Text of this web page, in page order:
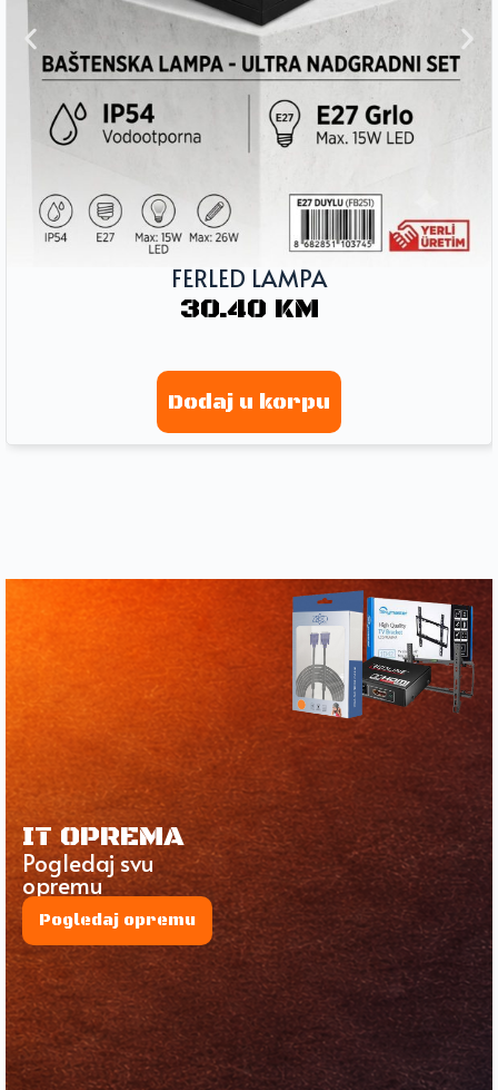
FERLED LAMPA
30.40 KM
Dodaj u korpu
IT OPREMA
Pogledaj svu
opremu
Pogledaj opremu